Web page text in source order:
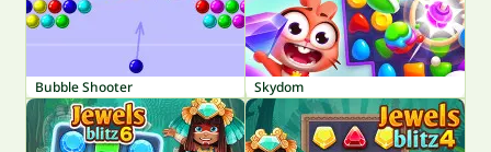
Bubble Shooter Skydom